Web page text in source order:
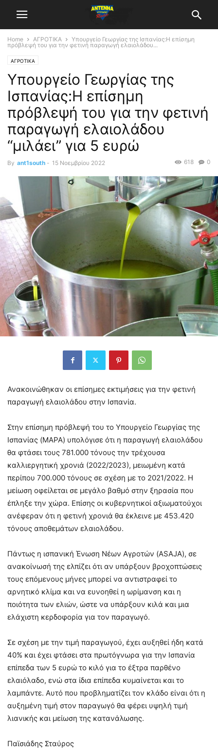
Home ΑΓΡΟΤΙΚΑ
Υπουργείο Γεωργίας της Ισπανίας:H επίσημη
πρόβλεψή του για την φετινή παραγωγή ελαιολάδου...
ΑΓΡΟΤΙΚΑ
Υπουργείο Γεωργίας της
Ισπανίας:H επίσημη
πρόβλεψή του για την φετινή
παραγωγή ελαιολάδου
“μιλάει” για 5 ευρώ
By ant1south - 15 Νοεμβρίου 2022 0
618
Ανακοινώθηκαν οι επίσημες εκτιμήσεις για την φετινή
παραγωγή ελαιολάδου στην Ισπανία.
Στην επίσημη πρόβλεψή του το Υπουργείο Γεωργίας της
Ισπανίας (MAPA) υπολόγισε ότι η παραγωγή ελαιολάδου
θα φτάσει τους 781.000 τόνους την τρέχουσα
καλλιεργητική χρονιά (2022/2023), μειωμένη κατά
περίπου 700.000 τόνους σε σχέση με το 2021/2022. Η
μείωση οφείλεται σε μεγάλο βαθμό στην ξηρασία που
έπληξε την χώρα. Επίσης οι κυβερνητικοί αξιωματούχοι
ανέφεραν ότι η φετινή χρονιά θα έκλεινε με 453.420
τόνους αποθεμάτων ελαιολάδου.
Πάντως η ισπανική Ένωση Νέων Αγροτών (ASAJA), σε
ανακοίνωσή της ελπίζει ότι αν υπάρξουν βροχοπτώσεις
τους επόμενους μήνες μπορεί να αντιστραφεί το
αρνητικό κλίμα και να ευνοηθεί η ωρίμανση και η
ποιότητα των ελιών, ώστε να υπάρξουν κιλά και μια
ελάχιστη κερδοφορία για τον παραγωγό.
Σε σχέση με την τιμή παραγωγού, έχει αυξηθεί ήδη κατά
40% και έχει φτάσει στα πρωτόγνωρα για την Ισπανία
επίπεδα των 5 ευρώ το κιλό για το έξτρα παρθένο
ελαιόλαδο, ενώ στα ίδια επίπεδα κυμαίνεται και το
λαμπάντε. Αυτό που προβληματίζει τον κλάδο είναι ότι η
αυξημένη τιμή στον παραγωγό θα φέρει υψηλή τιμή
λιανικής και μείωση της κατανάλωσης.
Παϊσιάδης Σταύρος